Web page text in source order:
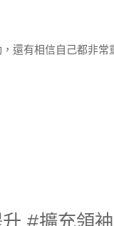
還有相信自己都非常
#擴充領